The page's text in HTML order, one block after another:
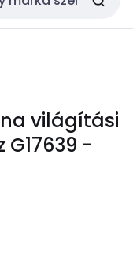
világítási
-